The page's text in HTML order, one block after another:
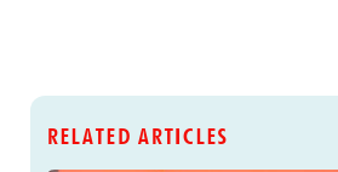
RELATED ARTICLES